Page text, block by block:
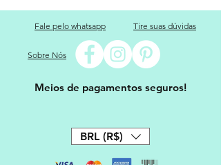
Fale pelo whatsapp Tire suas dúvidas
Sobre Nós
Meios de pagamentos seguros!
BRL (R$)